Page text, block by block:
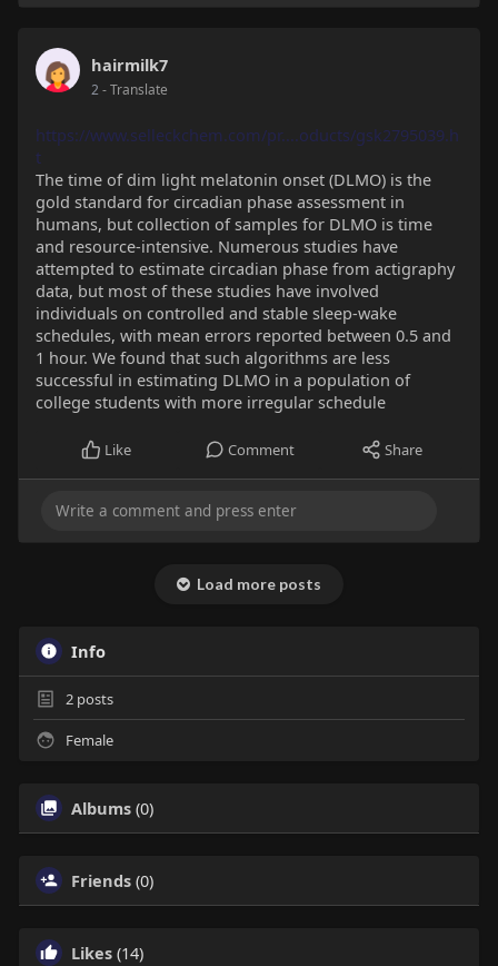
hairmilk7
2- Translate
https://www.selleckchem.com/pr....oducts/gsk2795039.h
t
The time of dim light melatonin onset (DLMO) is the
gold standard for circadian phase assessment in
humans, but collection of samples for DLMO is time
and resource-intensive. Numerous studies have
attempted to estimate circadian phase from actigraphy
data, but most of these studies have involved
individuals on controlled and stable sleep-wake
schedules, with mean errors reported between 0.5 and
1 hour. We found that such algorithms are less
successful in estimating DLMO in a population of
college students with more irregular schedule
Like Comment Share
Load more posts
Info
2posts
Female
Albums (0)
Friends (0)
Likes (14)